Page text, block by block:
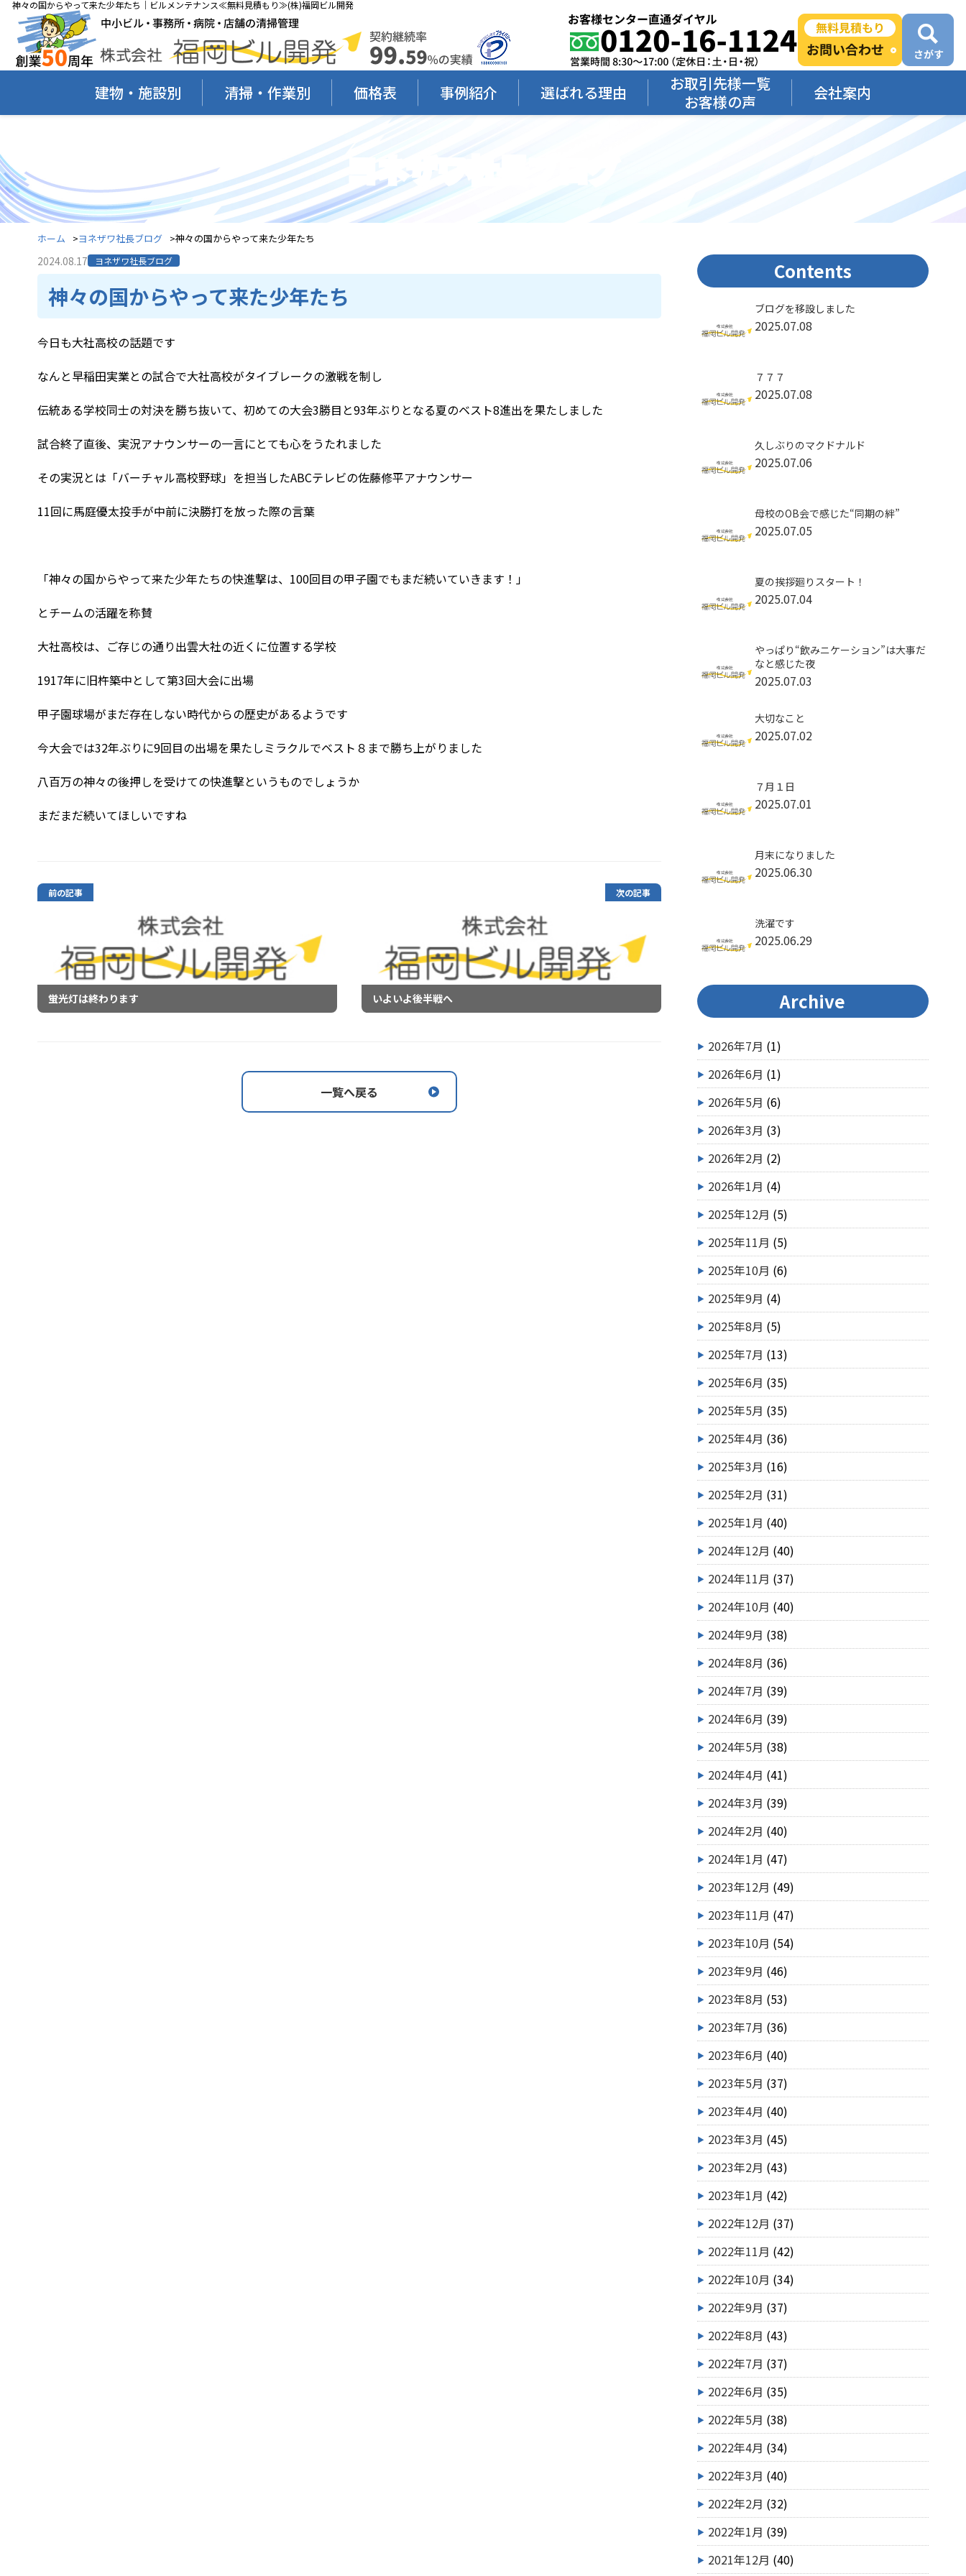
神々の国からやって来た少年たち｜ビルメンテナンス≪無料見積もり≫(株)福岡ビル開発
建物・施設別 清掃・作業別 価格表 事例紹介 選ばれる理由
お取引先様一覧
お客様の声
会社案内
ヨネザワ社長ブログ
ホーム ヨネザワ社長ブログ 神々の国からやって来た少年たち
2024.08.17 ヨネザワ社長ブログ
神々の国からやって来た少年たち
今日も大社高校の話題です
なんと早稲田実業との試合で大社高校がタイブレークの激戦を制し
伝統ある学校同士の対決を勝ち抜いて、初めての大会3勝目と93年ぶりとなる夏のベスト8進出を果たしました
試合終了直後、実況アナウンサーの一言にとても心をうたれました
その実況とは「バーチャル高校野球」を担当したABCテレビの佐藤修平アナウンサー
11回に馬庭優太投手が中前に決勝打を放った際の言葉
「神々の国からやって来た少年たちの快進撃は、100回目の甲子園でもまだ続いていきます！」
とチームの活躍を称賛
大社高校は、ご存じの通り出雲大社の近くに位置する学校
1917年に旧杵築中として第3回大会に出場
甲子園球場がまだ存在しない時代からの歴史があるようです
今大会では32年ぶりに9回目の出場を果たしミラクルでベスト８まで勝ち上がりました
八百万の神々の後押しを受けての快進撃というものでしょうか
まだまだ続いてほしいですね
前の記事
蛍光灯は終わります
次の記事
いよいよ後半戦へ
一覧へ戻る
Contents
ブログを移設しました
2025.07.08
７７７
2025.07.08
久しぶりのマクドナルド
2025.07.06
母校のOB会で感じた“同期の絆”
2025.07.05
夏の挨拶廻りスタート！
2025.07.04
やっぱり“飲みニケーション”は大事だ
なと感じた夜
2025.07.03
大切なこと
2025.07.02
７月１日
2025.07.01
月末になりました
2025.06.30
洗濯です
2025.06.29
Archive
2026年7月 (1)
2026年6月 (1)
2026年5月 (6)
2026年3月 (3)
2026年2月 (2)
2026年1月 (4)
2025年12月 (5)
2025年11月 (5)
2025年10月 (6)
2025年9月 (4)
2025年8月 (5)
2025年7月 (13)
2025年6月 (35)
2025年5月 (35)
2025年4月 (36)
2025年3月 (16)
2025年2月 (31)
2025年1月 (40)
2024年12月 (40)
2024年11月 (37)
2024年10月 (40)
2024年9月 (38)
2024年8月 (36)
2024年7月 (39)
2024年6月 (39)
2024年5月 (38)
2024年4月 (41)
2024年3月 (39)
2024年2月 (40)
2024年1月 (47)
2023年12月 (49)
2023年11月 (47)
2023年10月 (54)
2023年9月 (46)
2023年8月 (53)
2023年7月 (36)
2023年6月 (40)
2023年5月 (37)
2023年4月 (40)
2023年3月 (45)
2023年2月 (43)
2023年1月 (42)
2022年12月 (37)
2022年11月 (42)
2022年10月 (34)
2022年9月 (37)
2022年8月 (43)
2022年7月 (37)
2022年6月 (35)
2022年5月 (38)
2022年4月 (34)
2022年3月 (40)
2022年2月 (32)
2022年1月 (39)
2021年12月 (40)